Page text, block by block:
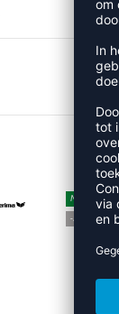
NEW
-25%